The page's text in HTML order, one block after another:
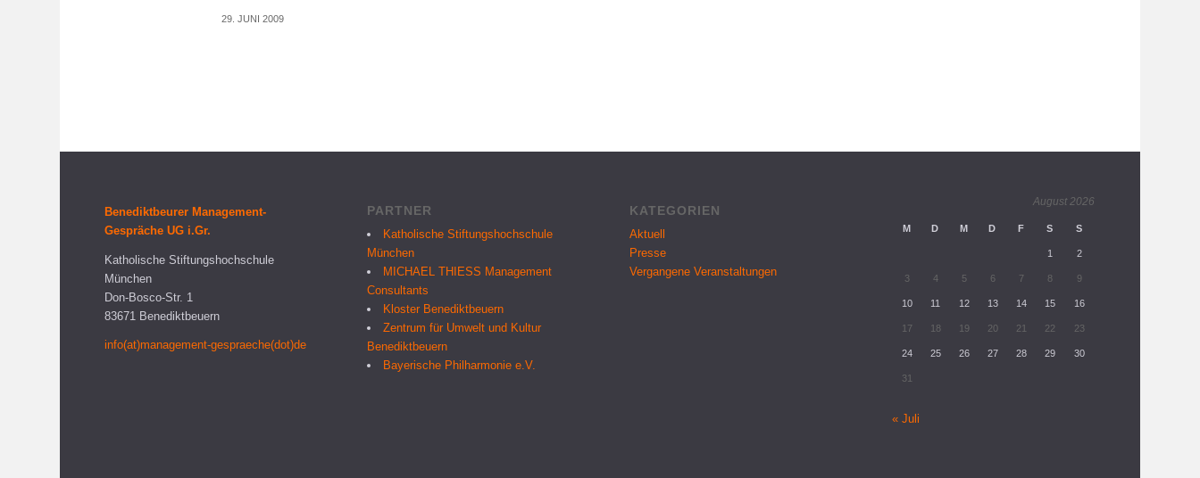
29. JUNI 2009
Benediktbeurer Management-
Gespräche UG i.Gr.
Katholische Stiftungshochschule
München
Don-Bosco-Str. 1
83671 Benediktbeuern
info(at)management-gespraeche(dot)de
PARTNER
Katholische Stiftungshochschule
München
MICHAEL THIESS Management
Consultants
Kloster Benediktbeuern
Zentrum für Umwelt und Kultur
Benediktbeuern
Bayerische Philharmonie e.V.
KATEGORIEN
Aktuell
Presse
Vergangene Veranstaltungen
August 2026
M D M D F S S
1 2
3 4 5 6 7 8 9
10 11 12 13 14 15 16
17 18 19 20 21 22 23
24 25 26 27 28 29 30
31
« Juli